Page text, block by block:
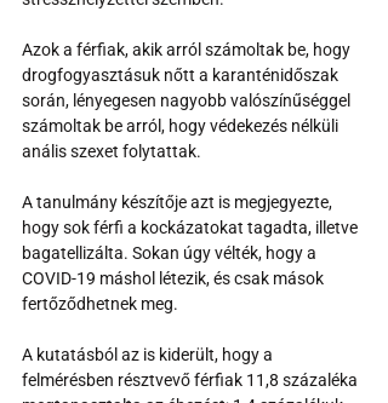
Azok a férfiak, akik arról számoltak be, hogy
drogfogyasztásuk nőtt a karanténidőszak
során, lényegesen nagyobb valószínűséggel
számoltak be arról, hogy védekezés nélküli
anális szexet folytattak.
A tanulmány készítője azt is megjegyezte,
hogy sok férfi a kockázatokat tagadta, illetve
bagatellizálta. Sokan úgy vélték, hogy a
COVID-19 máshol létezik, és csak mások
fertőződhetnek meg.
A kutatásból az is kiderült, hogy a
felmérésben résztvevő férfiak 11,8 százaléka